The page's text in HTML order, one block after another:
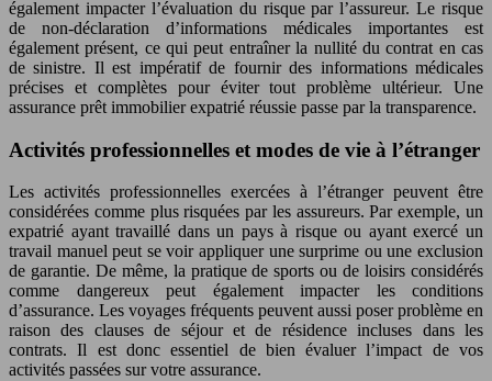
également impacter l’évaluation du risque par l’assureur. Le risque
de non-déclaration d’informations médicales importantes est
également présent, ce qui peut entraîner la nullité du contrat en cas
de sinistre. Il est impératif de fournir des informations médicales
précises et complètes pour éviter tout problème ultérieur. Une
assurance prêt immobilier expatrié réussie passe par la transparence.
Activités professionnelles et modes de vie à l’étranger
Les activités professionnelles exercées à l’étranger peuvent être
considérées comme plus risquées par les assureurs. Par exemple, un
expatrié ayant travaillé dans un pays à risque ou ayant exercé un
travail manuel peut se voir appliquer une surprime ou une exclusion
de garantie. De même, la pratique de sports ou de loisirs considérés
comme dangereux peut également impacter les conditions
d’assurance. Les voyages fréquents peuvent aussi poser problème en
raison des clauses de séjour et de résidence incluses dans les
contrats. Il est donc essentiel de bien évaluer l’impact de vos
activités passées sur votre assurance.